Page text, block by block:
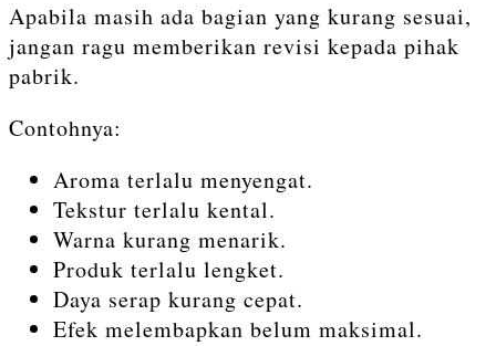
Apabila masih ada bagian yang kurang sesuai,
jangan ragu memberikan revisi kepada pihak
pabrik.
Contohnya:
Aroma terlalu menyengat.
Tekstur terlalu kental.
Warna kurang menarik.
Produk terlalu lengket.
Daya serap kurang cepat.
Efek melembapkan belum maksimal.